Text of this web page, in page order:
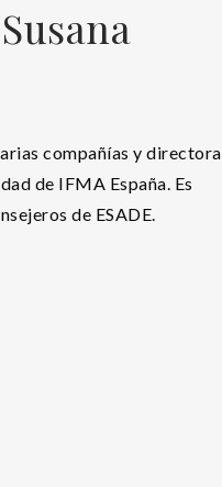
compañías y directora
de IFMA España. Es
de ESADE.